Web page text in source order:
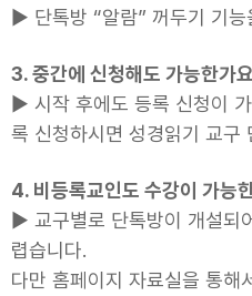
▶ 단톡방 “알람” 꺼두기 기능
3. 중간에 신청해도 가능한가
▶ 시작 후에도 등록 신청이
록 신청하시면 성경읽기 교구
4. 비등록교인도 수강이 가능
▶ 교구별로 단톡방이 개설되
렵습니다.
다만 홈페이지 자료실을 통해